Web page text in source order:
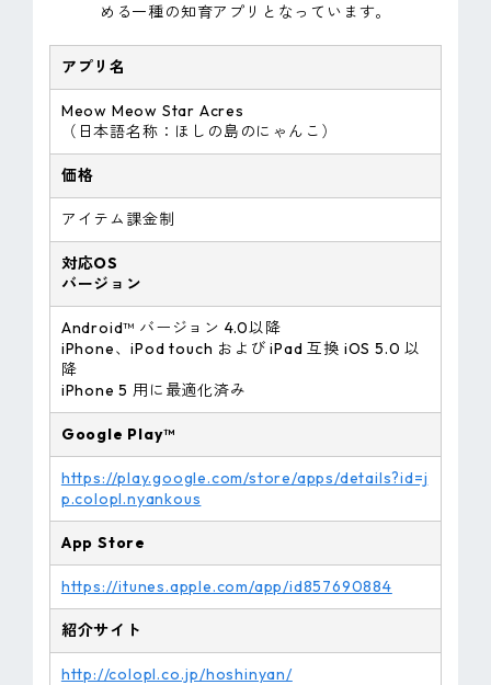
める一種の知育アプリとなっています。
アプリ名
Meow Meow Star Acres
（日本語名称：ほしの島のにゃんこ）
価格
アイテム課金制
対応OS
バージョン
Android™ バージョン 4.0以降
iPhone、iPod touch および iPad 互換 iOS 5.0 以
降
iPhone 5 用に最適化済み
Google Play™
https://play.google.com/store/apps/details?id=j
p.colopl.nyankous
App Store
https://itunes.apple.com/app/id857690884
紹介サイト
http://colopl.co.jp/hoshinyan/